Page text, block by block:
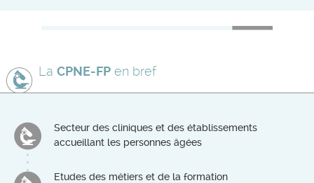
La CPNE-FP en bref
Secteur des cliniques et des établissements
accueillant les personnes âgées
Etudes des métiers et de la formation